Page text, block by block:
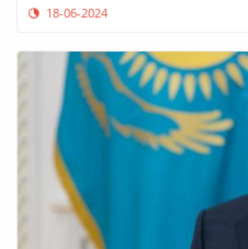
18-06-2024